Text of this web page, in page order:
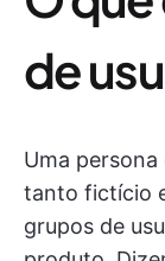
de
Uma
tanto fictício
grupos de